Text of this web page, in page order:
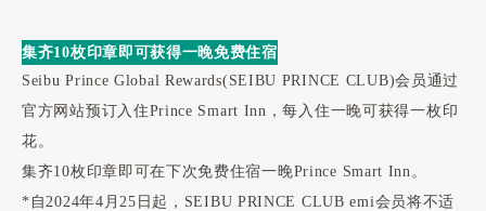
集齐10枚印章即可获得一晚免费住宿
Seibu Prince Global Rewards(SEIBU PRINCE CLUB)会员通过
官方网站预订入住Prince Smart Inn，每入住一晚可获得一枚印
花。
集齐10枚印章即可在下次免费住宿一晚Prince Smart Inn。
*自2024年4月25日起，SEIBU PRINCE CLUB emi会员将不适